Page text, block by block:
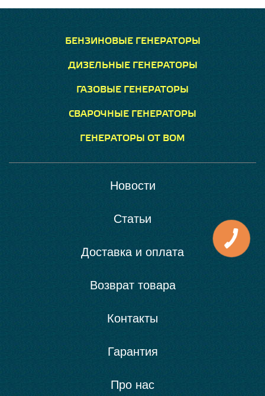
БЕНЗИНОВЫЕ ГЕНЕРАТОРЫ
ДИЗЕЛЬНЫЕ ГЕНЕРАТОРЫ
ГАЗОВЫЕ ГЕНЕРАТОРЫ
СВАРОЧНЫЕ ГЕНЕРАТОРЫ
ГЕНЕРАТОРЫ ОТ ВОМ
Новости
Статьи
Доставка и оплата
Возврат товара
Контакты
Гарантия
Про нас